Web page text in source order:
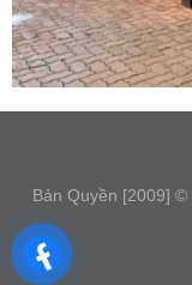
Bản Quyền [2009] ©